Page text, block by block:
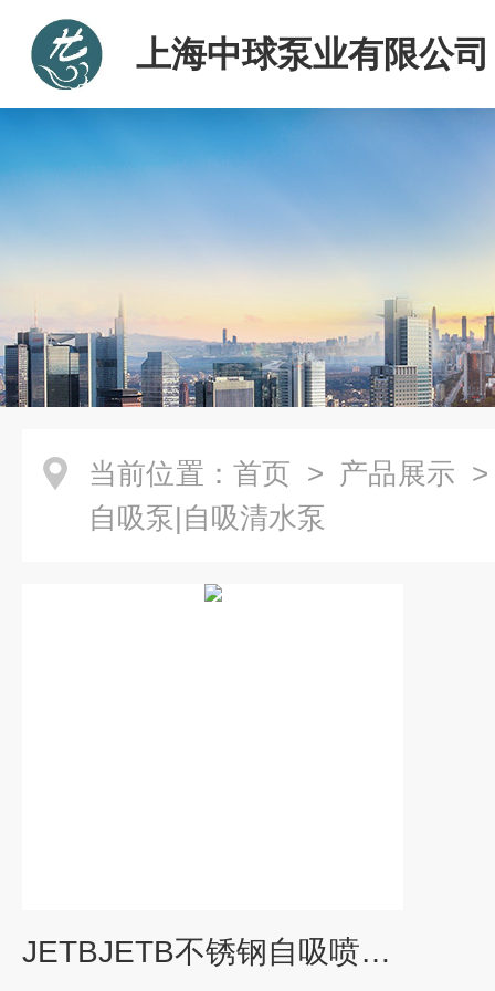
上海中球泵业有限公司
当前位置： 首页 > 产品展示
自吸泵|自吸清水泵
JETBJETB不锈钢自吸喷射泵